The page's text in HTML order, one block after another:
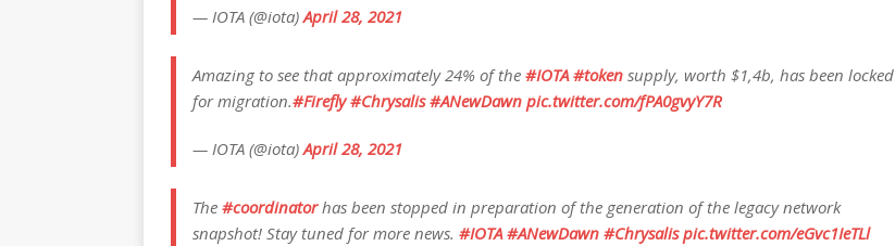
— IOTA (@iota)April 28, 2021
Amazing to see that approximately 24% of the #IOTA #token supply, worth $1,4b, has been locked
for migration.#Firefly #Chrysalis #ANewDawn pic.twitter.com/fPA0gvyY7R
— IOTA (@iota)April 28, 2021
The #coordinatorhas been stopped in preparation of the generation of the legacy network
snapshot! Stay tuned for more news. #IOTA #ANewDawn #Chrysalis pic.twitter.com/eGvc1IeTLl